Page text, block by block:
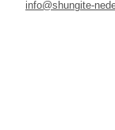
info@shungite-